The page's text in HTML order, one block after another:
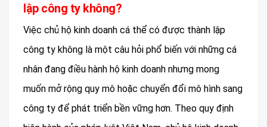
lập công ty không?
Việc chủ hộ kinh doanh cá thể có được thành lập
công ty không là một câu hỏi phổ biến với những cá
nhân đang điều hành hộ kinh doanh nhưng mong
muốn mở rộng quy mô hoặc chuyển đổi mô hình sang
công ty để phát triển bền vững hơn. Theo quy định